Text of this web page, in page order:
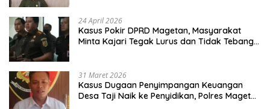
24 April 2026
Kasus Pokir DPRD Magetan, Masyarakat
Minta Kajari Tegak Lurus dan Tidak Tebang
31 Maret 2026
Kasus Dugaan Penyimpangan Keuangan
Desa Taji Naik ke Penyidikan, Polres Magetan